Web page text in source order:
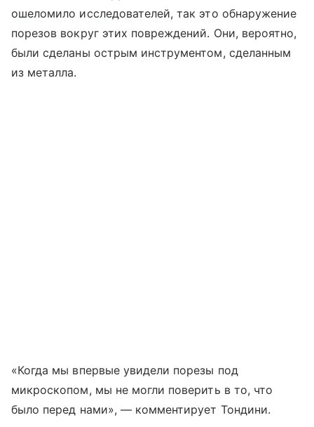
ошеломило исследователей, так это обнаружение
порезов вокруг этих повреждений. Они, вероятно,
были сделаны острым инструментом, сделанным
из металла.
«Когда мы впервые увидели порезы под
микроскопом, мы не могли поверить в то, что
было перед нами», — комментирует Тондини.